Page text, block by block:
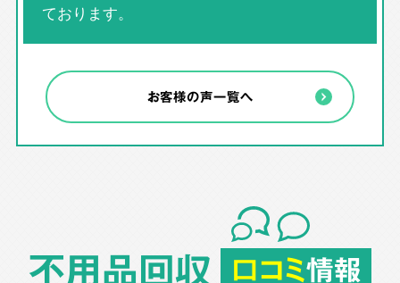
ております。
お客様の声一覧へ
不用品回収 口コミ情報